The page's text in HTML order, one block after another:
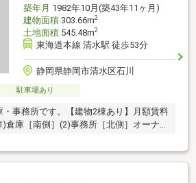
築年月 1982年10月(築43年11ヶ月)
建物面積303.66m2
土地面積545.48m2
東海道本線 清水駅 徒歩53分
静岡県静岡市清水区石川
駐車場あり
事務所です。【建物2棟あり】月額賃料
倉庫［南側］(2)事務所［北側］オーナー